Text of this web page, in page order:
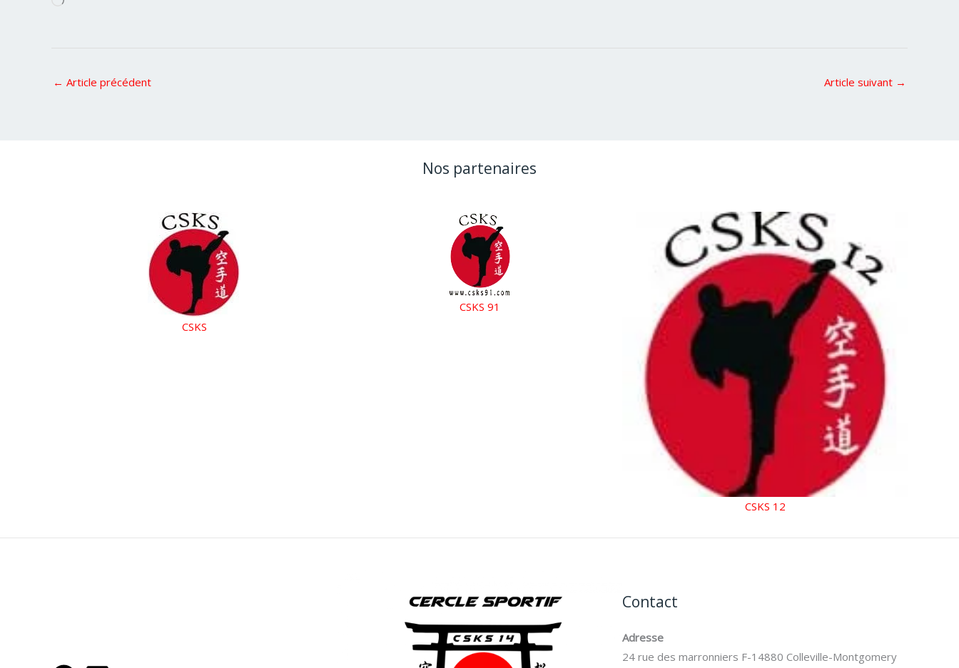
← Article précédent Article suivant →
Nos partenaires
CSKS
CSKS 91
CSKS 12
Contact
Adresse
24 rue des marronniers F-14880 Colleville-Montgomery